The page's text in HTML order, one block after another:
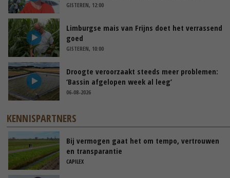
GISTEREN, 12:00
Limburgse mais van Frijns doet het verrassend
goed
GISTEREN, 10:00
Droogte veroorzaakt steeds meer problemen:
‘Bassin afgelopen week al leeg’
06-08-2026
KENNISPARTNERS
Bij vermogen gaat het om tempo, vertrouwen
en transparantie
CAPILEX